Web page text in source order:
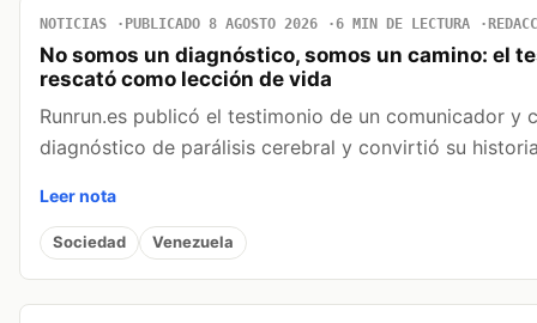
NOTICIAS PUBLICADO 8 AGOSTO 2026 6 MIN DE LECTURA
No somos un diagnóstico, somos un camino: el
rescató como lección de vida
Runrun.es publicó el testimonio de un comunicador y
diagnóstico de parálisis cerebral y convirtió su
Leer nota
Sociedad Venezuela